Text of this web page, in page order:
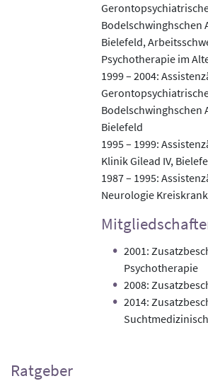
Bodelschwinghschen
Bielefeld,
Psychotherapie im
1999 – 2004:
Bodelschwinghschen
Bielefeld
1995 – 1999:
Klinik Gilead IV,
1987 – 1995:
Neurologie
2001:
Psychotherapie
2008:
2014:
Ratgeber